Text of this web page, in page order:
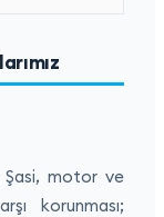
Şasi, motor ve
korunması;